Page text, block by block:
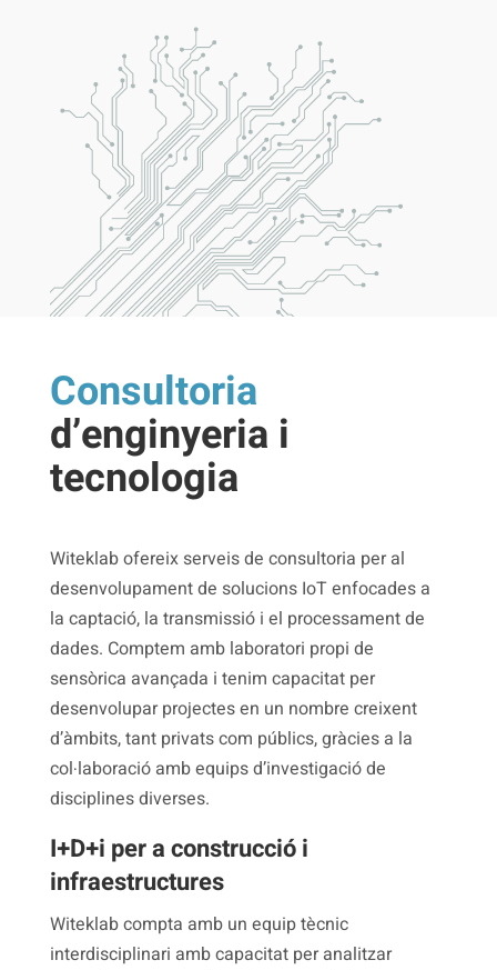
Consultoria
d’enginyeria i
tecnologia
Witeklab ofereix serveis de consultoria per al
desenvolupament de solucions IoT enfocades a
la captació, la transmissió i el processament de
dades. Comptem amb laboratori propi de
sensòrica avançada i tenim capacitat per
desenvolupar projectes en un nombre creixent
d’àmbits, tant privats com públics, gràcies a la
col·laboració amb equips d’investigació de
disciplines diverses.
I+D+i per a construcció i
infraestructures
Witeklab compta amb un equip tècnic
interdisciplinari amb capacitat per analitzar